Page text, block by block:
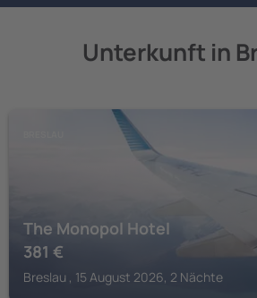
Unterkunft in
The Monopol Hotel
381 €
Breslau , 15 August 2026, 2 Nächte